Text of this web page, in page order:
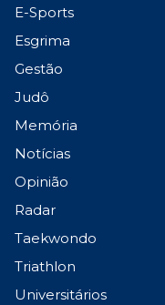
E-Sports
Esgrima
Gestão
Judô
Memória
Notícias
Opinião
Radar
Taekwondo
Triathlon
Universitários